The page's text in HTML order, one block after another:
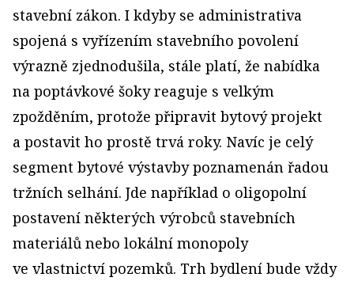
stavební zákon. I kdyby se administrativa
spojená s vyřízením stavebního povolení
výrazně zjednodušila, stále platí, že nabídka
na poptávkové šoky reaguje s velkým
zpožděním, protože připravit bytový projekt
a postavit ho prostě trvá roky. Navíc je celý
segment bytové výstavby poznamenán řadou
tržních selhání. Jde například o oligopolní
postavení některých výrobců stavebních
materiálů nebo lokální monopoly
ve vlastnictví pozemků. Trh bydlení bude vždy